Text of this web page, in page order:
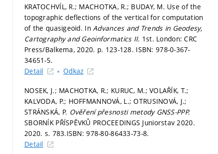
KRATOCHVÍL, R.; MACHOTKA, R.; BUDAY, M. Use of the
topographic deflections of the vertical for computation
of the quasigeoid. InAdvances and Trends in Geodesy,
Cartography and Geoinformatics II. 1st. London: CRC
Press/Balkema, 2020. p. 123-128. ISBN: 978-0-367-
34651-5.
Detail
Odkaz
NOSEK, J.; MACHOTKA, R.; KURUC, M.; VOLAŘÍK, T.;
KALVODA, P.; HOFFMANNOVÁ, L.; OTRUSINOVÁ, J.;
STRÁNSKÁ, P. Ověření přesnosti metody GNSS-PPP.
SBORNÍK PŘÍSPĚVKŮ PROCEEDINGS Juniorstav 2020.
2020. s. 783.ISBN: 978-80-86433-73-8.
Detail